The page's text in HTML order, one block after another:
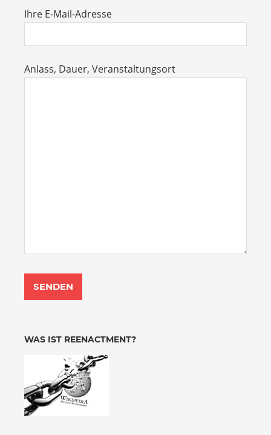
Ihre E-Mail-Adresse
Anlass, Dauer, Veranstaltungsort
WAS IST REENACTMENT?